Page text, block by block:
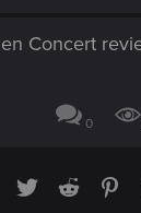
Concert
0
Facebook
TwitterReddit